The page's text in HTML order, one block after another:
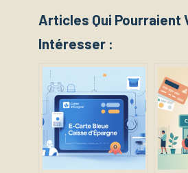
Articles Qui Pourraient
Intéresser :